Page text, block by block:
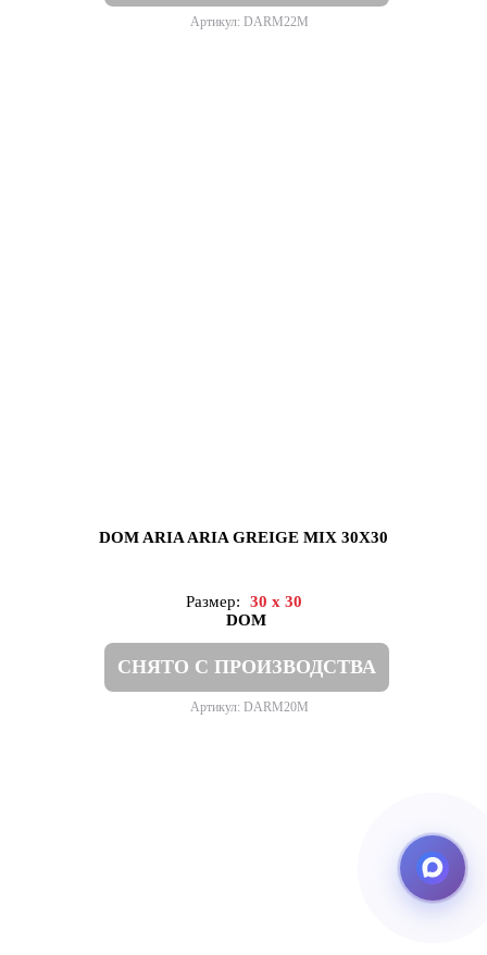
Артикул: DARM22M
DOM ARIA ARIA GREIGE MIX 30X30
Размер:
30 x 30
DOM
СНЯТО С ПРОИЗВОДСТВА
Артикул: DARM20M